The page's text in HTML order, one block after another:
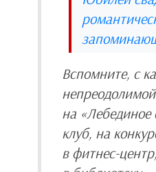
Вспомните, с
на «Лебединое
клуб, на
в фитнес-